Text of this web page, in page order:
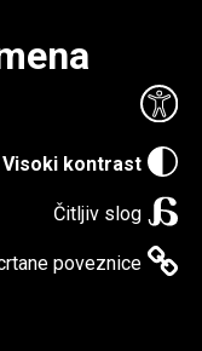
Visoki kontrast
Čitljiv slog
poveznice